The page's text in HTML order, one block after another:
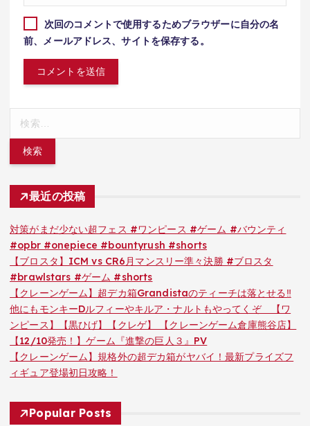
次回のコメントで使用するためブラウザーに自分の名
前、メールアドレス、サイトを保存する。
最近の投稿
対策がまだ少ない超フェス #ワンピース #ゲーム #バウンティ
#opbr #onepiece #bountyrush #shorts
【ブロスタ】ICM vs CR6月マンスリー準々決勝 #ブロスタ
#brawlstars #ゲーム #shorts
【クレーンゲーム】超デカ箱Grandistaのティーチは落とせる‼︎
他にもモンキーDルフィーやキルア・ナルトもやってくぞ 【ワ
ンピース】【黒ひげ】【クレゲ】 【クレーンゲーム倉庫熊谷店】
【12/10発売！】ゲーム『進撃の巨人３』PV
【クレーンゲーム】規格外の超デカ箱がヤバイ！最新プライズフ
ィギュア登場初日攻略！
Popular Posts